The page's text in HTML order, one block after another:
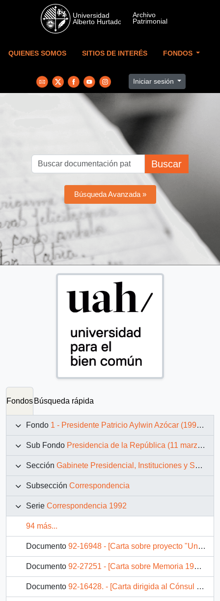
Skip to main content
QUIENES SOMOS SITIOS DE INTERÉS FONDOS
Iniciar sesión
Buscar
Búsqueda Avanzada »
Fondos Búsqueda rápida
Fondo 1 - Presidente Patricio Aylwin Azócar (1990-1994)
Sub Fondo Presidencia de la República (11 marzo 1990 – 11 marzo 1994)
Sección Gabinete Presidencial, Instituciones y Servicios
Subsección Correspondencia
Serie Correspondencia 1992
94 más...
Documento 92-16948 - [Carta sobre proyecto "Unidades Lumínicas"]
Documento 92-27251 - [Carta sobre Memoria 1991 del Ministerio Vivienda y Urbanismo]
Documento 92-16428. - [Carta dirigida al Cónsul General de Bolivia]